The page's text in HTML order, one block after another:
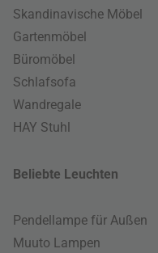
Skandinavische Möbel
Gartenmöbel
Büromöbel
Schlafsofa
Wandregale
HAY Stuhl
Beliebte Leuchten
Pendellampe für Außen
Muuto Lampen